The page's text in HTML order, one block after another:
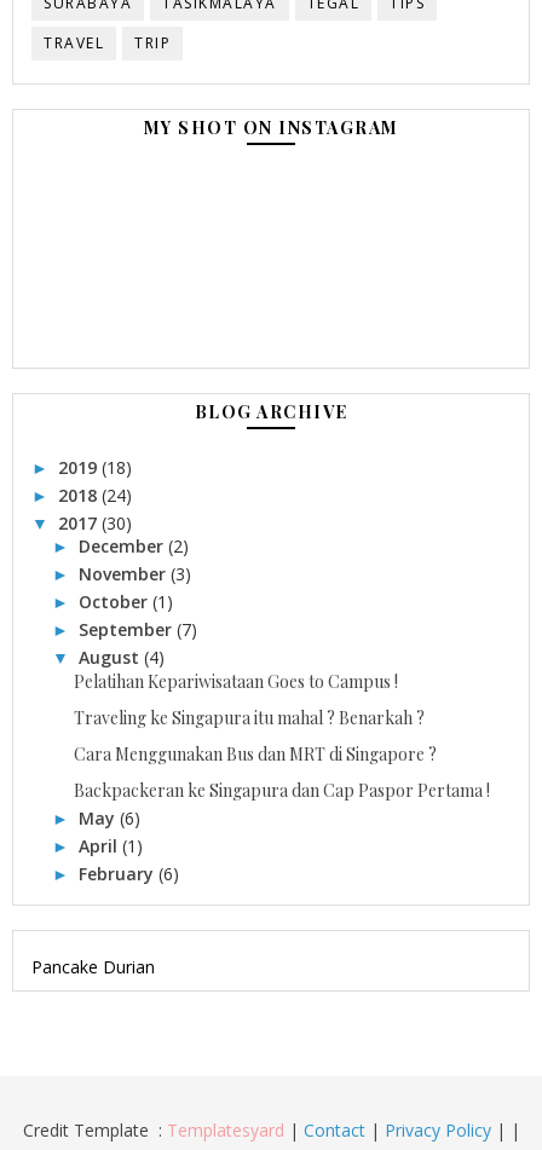
TRAVEL
TRIP
MY SHOT ON INSTAGRAM
BLOG ARCHIVE
► 2019 (18)
► 2018 (24)
▼ 2017 (30)
► December (2)
► November (3)
► October (1)
► September (7)
▼ August (4)
Pelatihan Kepariwisataan Goes to Campus !
Traveling ke Singapura itu mahal ? Benarkah ?
Cara Menggunakan Bus dan MRT di Singapore ?
Backpackeran ke Singapura dan Cap Paspor Pertama !
► May (6)
► April (1)
► February (6)
Pancake Durian
Credit Template : Templatesyard | Contact| Privacy Policy| |